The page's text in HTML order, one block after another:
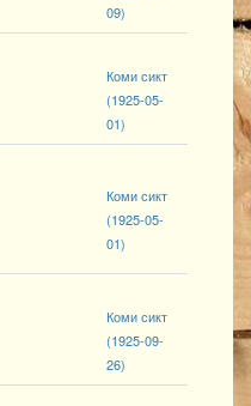
09)
Коми сикт
(1925-05-
01)
Коми сикт
(1925-05-
01)
Коми сикт
(1925-09-
26)